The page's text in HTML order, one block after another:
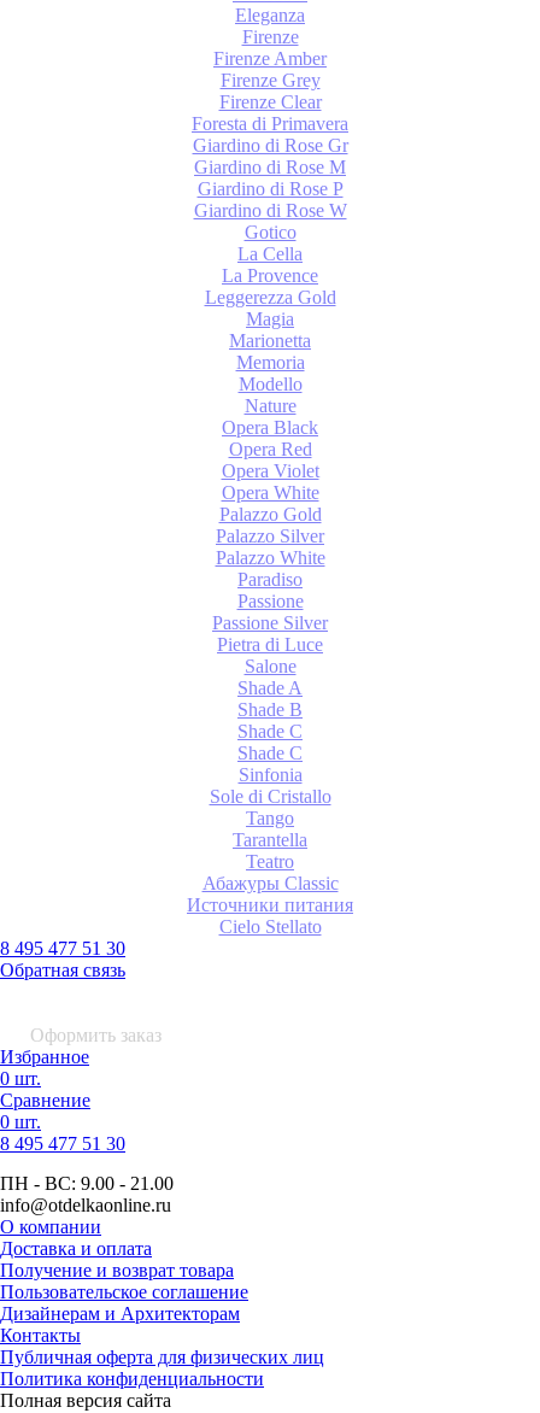
Eleganza
Firenze
Firenze Amber
Firenze Grey
Firenze Сlear
Foresta di Primavera
Giardino di Rose Gr
Giardino di Rose M
Giardino di Rose P
Giardino di Rose W
Gotico
La Cella
La Provence
Leggerezza Gold
Magia
Marionetta
Memoria
Modello
Nature
Opera Black
Opera Red
Opera Violet
Opera White
Palazzo Gold
Palazzo Silver
Palazzo White
Paradiso
Passione
Passione Silver
Pietra di Luce
Salone
Shade A
Shade B
Shade C
Shade С
Sinfonia
Sole di Cristallo
Tango
Tarantella
Teatro
Абажуры Classic
Источники питания
Сielo Stellato
8 495 477 51 30
Обратная связь
Оформить заказ
Избранное
0 шт.
Сравнение
0 шт.
8 495 477 51 30
ПН - ВС: 9.00 - 21.00
info@otdelkaonline.ru
О компании
Доставка и оплата
Получение и возврат товара
Пользовательское соглашение
Дизайнерам и Архитекторам
Контакты
Публичная оферта для физических лиц
Политика конфиденциальности
Полная версия сайта